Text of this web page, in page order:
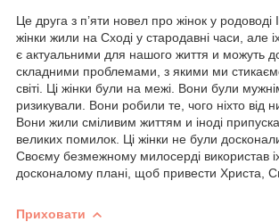
Це друга з п’яти новел про жінок у родоводі
жінки жили на Сході у стародавні часи, але
є актуальними для нашого життя и‌ можуть
складними проблемами, з якими ми
світі. Ці жінки були на межі. Вони були
ризикували. Вони робили те, чого ніхто від
Вони жили сміливим життям и‌ іноді
великих помилок. Ці жінки не були
Своєму безмежному милосерді використав
досконалому плані, щоб привести Христа,
Приховати